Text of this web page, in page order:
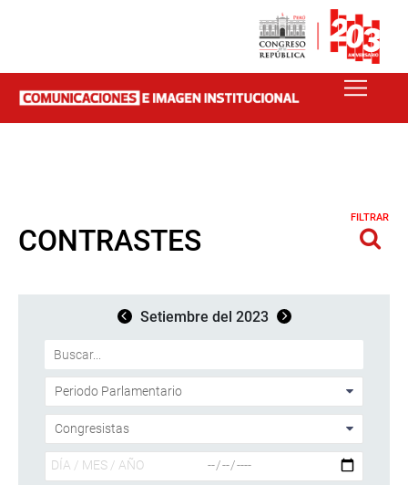
CONTRASTES
FILTRAR
Setiembre del 2023